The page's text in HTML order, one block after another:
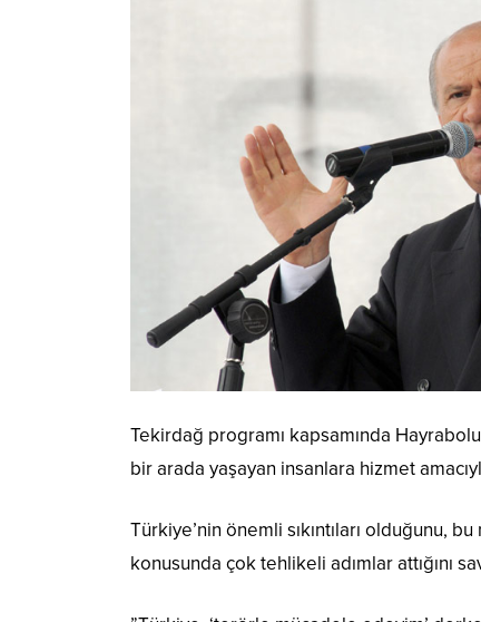
Tekirdağ programı kapsamında
bir arada yaşayan insanlara hizmet
Türkiye’nin önemli sıkıntıları olduğunu,
konusunda çok tehlikeli adımlar attığını